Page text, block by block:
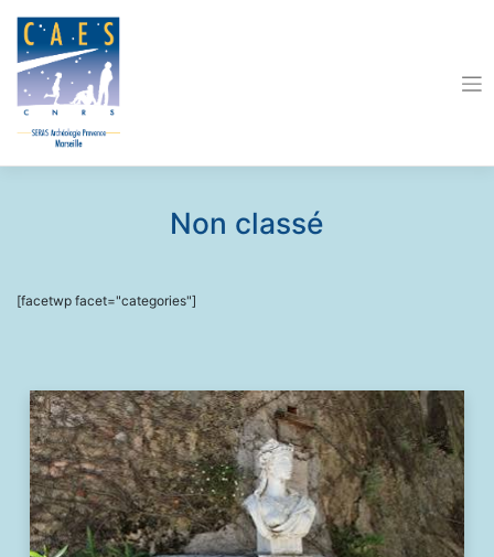
content
Non classé
[facetwp facet="categories"]